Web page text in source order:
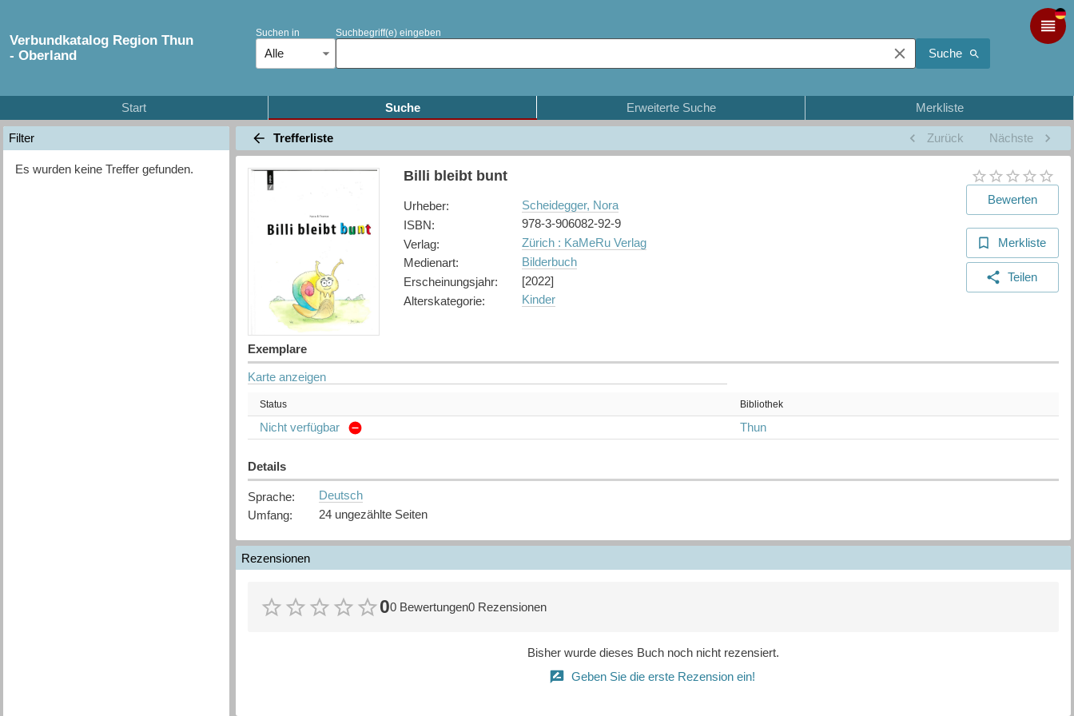
Verbundkatalog Region Thun
- Oberland
Suchen in
Alle
Suchbegriff(e) eingeben
Suche
Start Suche Erweiterte Suche Merkliste
Filter
Es wurden keine Treffer gefunden.
Trefferliste Zurück Nächste
Billi bleibt bunt
Urheber:
Scheidegger, Nora
ISBN:
978-3-906082-92-9
Verlag:
Zürich : KaMeRu Verlag
Medienart:
Bilderbuch
Erscheinungsjahr:
[2022]
Alterskategorie: Kinder
Bewerten
Merkliste
Teilen
Exemplare
Karte anzeigen
Status Bibliothek
Nicht verfügbar Thun
Details
Sprache:
Deutsch
Umfang: 24 ungezählte Seiten
Rezensionen
00 Bewertungen0 Rezensionen
Bisher wurde dieses Buch noch nicht rezensiert.
Geben Sie die erste Rezension ein!